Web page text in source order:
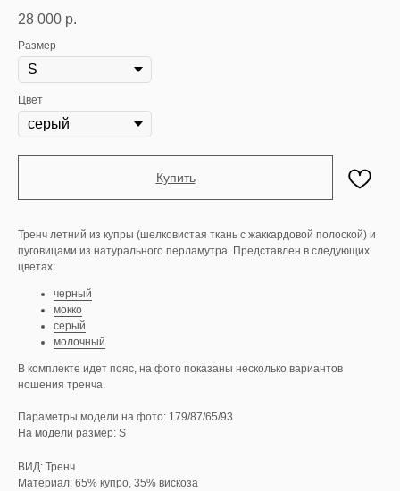
28 000 р.
Размер
Цвет
Купить
Тренч летний из купры (шелковистая ткань с жаккардовой полоской) и
пуговицами из натурального перламутра. Представлен в следующих
цветах:
черный
мокко
серый
молочный
В комплекте идет пояс, на фото показаны несколько вариантов
ношения тренча.
Параметры модели на фото: 179/87/65/93
На модели размер: S
ВИД: Тренч
Материал: 65% купро, 35% вискоза